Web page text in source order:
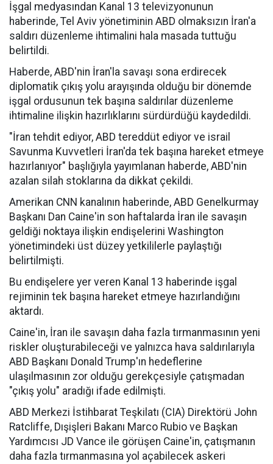
İşgal medyasından Kanal 13 televizyonunun
haberinde, Tel Aviv yönetiminin ABD olmaksızın İran'a
saldırı düzenleme ihtimalini hala masada tuttuğu
belirtildi.
Haberde, ABD'nin İran'la savaşı sona erdirecek
diplomatik çıkış yolu arayışında olduğu bir dönemde
işgal ordusunun tek başına saldırılar düzenleme
ihtimaline ilişkin hazırlıklarını sürdürdüğü kaydedildi.
"İran tehdit ediyor, ABD tereddüt ediyor ve israil
Savunma Kuvvetleri İran'da tek başına hareket etmeye
hazırlanıyor" başlığıyla yayımlanan haberde, ABD'nin
azalan silah stoklarına da dikkat çekildi.
Amerikan CNN kanalının haberinde, ABD Genelkurmay
Başkanı Dan Caine'in son haftalarda İran ile savaşın
geldiği noktaya ilişkin endişelerini Washington
yönetimindeki üst düzey yetkililerle paylaştığı
belirtilmişti.
Bu endişelere yer veren Kanal 13 haberinde işgal
rejiminin tek başına hareket etmeye hazırlandığını
aktardı.
Caine'in, İran ile savaşın daha fazla tırmanmasının yeni
riskler oluşturabileceği ve yalnızca hava saldırılarıyla
ABD Başkanı Donald Trump'ın hedeflerine
ulaşılmasının zor olduğu gerekçesiyle çatışmadan
"çıkış yolu" aradığı ifade edilmişti.
ABD Merkezi İstihbarat Teşkilatı (CIA) Direktörü John
Ratcliffe, Dışişleri Bakanı Marco Rubio ve Başkan
Yardımcısı JD Vance ile görüşen Caine'in, çatışmanın
daha fazla tırmanmasına yol açabilecek askeri